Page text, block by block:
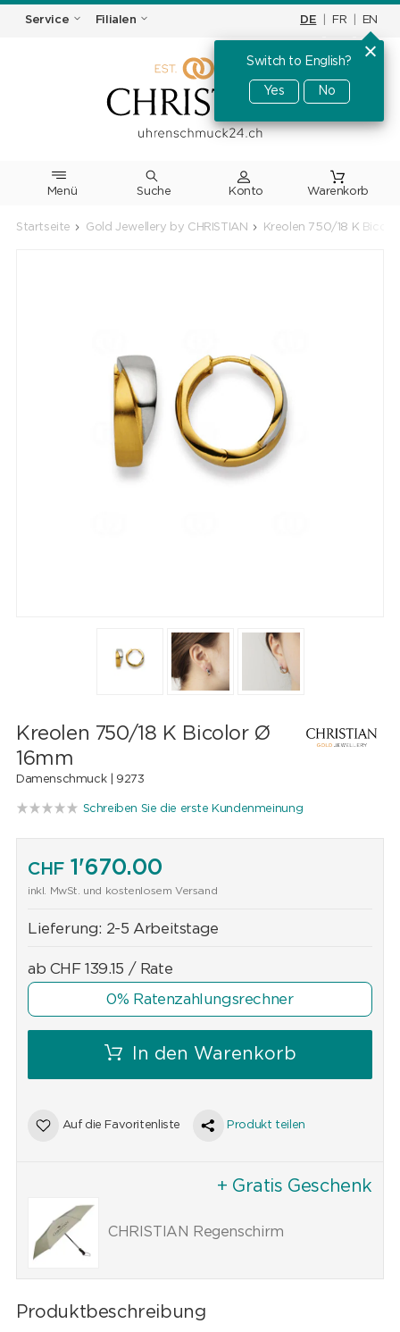
Service Filialen DE FR EN
Switch to English?
Yes No
Menü Suche Warenkorb
Startseite Gold Jewellery by CHRISTIAN Kreolen 750/18 K
Kreolen 750/18 K Bicolor Ø
16mm
Damenschmuck | 9273
Schreiben Sie die erste Kundenmeinung
CHF1'670.00
inkl. MwSt. und kostenlosem Versand
Lieferung: 2-5 Arbeitstage
ab CHF139.15 / Rate
0% Ratenzahlungsrechner
In den Warenkorb
Auf die Favoritenliste Produkt teilen
+ Gratis Geschenk
CHRISTIAN Regenschirm
Produktbeschreibung